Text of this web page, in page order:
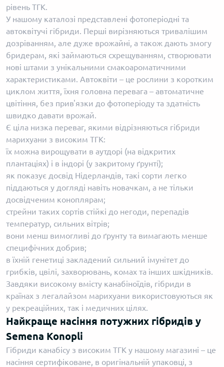
рівень ТГК.
У нашому каталозі представлені фотоперіодні та
автоквітучі гібриди. Перші вирізняються тривалішим
дозріванням, але дуже врожайні, а також дають змогу
бридерам, які займаються схрещуванням, створювати
нові штами з унікальними смакоароматичними
характеристиками. Автоквіти – це рослини з коротким
циклом життя, їхня головна перевага – автоматичне
цвітіння, без прив'язки до фотоперіоду та здатність
швидко давати врожай.
Є ціла низка переваг, якими відрізняються гібриди
марихуани з високим ТГК:
їх можна вирощувати в аутдорі (на відкритих
плантаціях) і в індорі (у закритому ґрунті);
як показує досвід Нідерландів, такі сорти легко
піддаються у догляді навіть новачкам, а не тільки
досвідченим коноплярам;
стрейни таких сортів стійкі до негоди, перепадів
температур, сильних вітрів;
вони менш вимогливі до ґрунту та вимагають менше
специфічних добрив;
в їхній генетиці закладений сильний імунітет до
грибків, цвілі, захворювань, комах та інших шкідників.
Завдяки високому вмісту канабіноїдів, гібриди в
країнах з легалайзом марихуани використовуються як
у рекреаційних, так і медичних цілях.
Найкраще насіння потужних гібридів у
Semena Konopli
Гібриди канабісу з високим ТГК у нашому магазині – це
насіння сертифіковане, в оригінальній упаковці, з